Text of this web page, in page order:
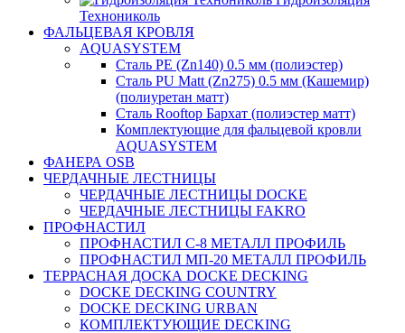
Технониколь
ФАЛЬЦЕВАЯ КРОВЛЯ
AQUASYSTEM
Сталь PE (Zn140) 0.5 мм (полиэстер)
Сталь PU Matt (Zn275) 0.5 мм (Кашемир)
(полиуретан матт)
Сталь Rooftop Бархат (полиэстер матт)
Комплектующие для фальцевой кровли
AQUASYSTEM
ФАНЕРА OSB
ЧЕРДАЧНЫЕ ЛЕСТНИЦЫ
ЧЕРДАЧНЫЕ ЛЕСТНИЦЫ DOCKE
ЧЕРДАЧНЫЕ ЛЕСТНИЦЫ FAKRO
ПРОФНАСТИЛ
ПРОФНАСТИЛ C-8 МЕТАЛЛ ПРОФИЛЬ
ПРОФНАСТИЛ МП-20 МЕТАЛЛ ПРОФИЛЬ
ТЕРРАСНАЯ ДОСКА DOCKE DECKING
DOCKE DECKING COUNTRY
DOCKE DECKING URBAN
КОМПЛЕКТУЮЩИЕ DECKING